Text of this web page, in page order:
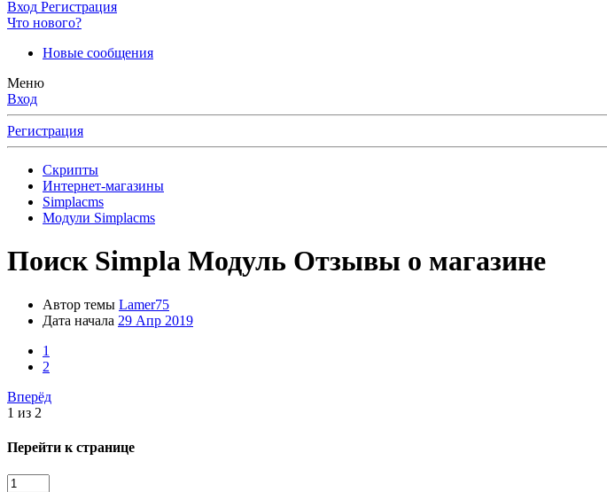
Вход Регистрация
Что нового?
Новые сообщения
Меню
Вход
Регистрация
Скрипты
Интернет-магазины
Simplacms
Модули Simplacms
Поиск Simpla Модуль Отзывы о магазине
Автор темы Lamer75
Дата начала 29 Апр 2019
1
2
Вперёд
1 из 2
Перейти к странице